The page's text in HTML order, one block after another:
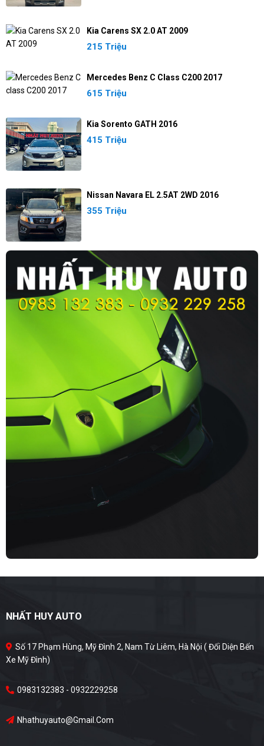
Kia Carens SX 2.0 AT 2009
215 Triệu
Mercedes Benz C Class C200 2017
615 Triệu
Kia Sorento GATH 2016
415 Triệu
Nissan Navara EL 2.5AT 2WD 2016
355 Triệu
NHẤT HUY AUTO
Số 17 Phạm Hùng, Mỹ Đình 2, Nam Từ Liêm, Hà Nội ( Đối Diện Bến
Xe Mỹ Đình)
0983132383 - 0932229258
Nhathuyauto@gmail.com